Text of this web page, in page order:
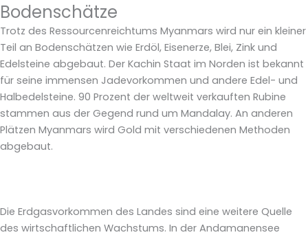
Bodenschätze
Trotz des Ressourcenreichtums Myanmars wird nur ein kleiner
Teil an Bodenschätzen wie Erdöl, Eisenerze, Blei, Zink und
Edelsteine abgebaut. Der Kachin Staat im Norden ist bekannt
für seine immensen Jadevorkommen und andere Edel- und
Halbedelsteine. 90 Prozent der weltweit verkauften Rubine
stammen aus der Gegend rund um Mandalay. An anderen
Plätzen Myanmars wird Gold mit verschiedenen Methoden
abgebaut.
Die Erdgasvorkommen des Landes sind eine weitere Quelle
des wirtschaftlichen Wachstums. In der Andamanensee